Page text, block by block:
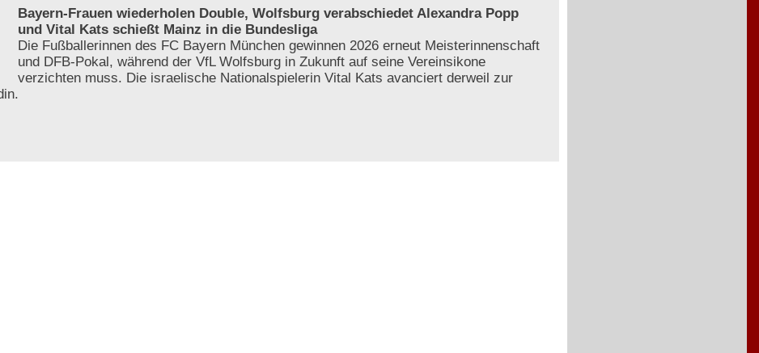
Bayern-Frauen wiederholen Double, Wolfsburg verabschiedet Alexandra Popp
und Vital Kats schießt Mainz in die Bundesliga
Die Fußballerinnen des FC Bayern München gewinnen 2026 erneut Meisterinnenschaft
und DFB-Pokal, während der VfL Wolfsburg in Zukunft auf seine Vereinsikone
verzichten muss. Die israelische Nationalspielerin Vital Kats avanciert derweil zur